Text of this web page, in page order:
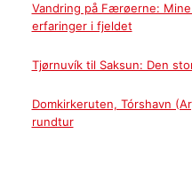
Vandring på Færøerne:
erfaringer i fjeldet
Tjørnuvík til Saksun: Den
Domkirkeruten, Tórshavn
rundtur